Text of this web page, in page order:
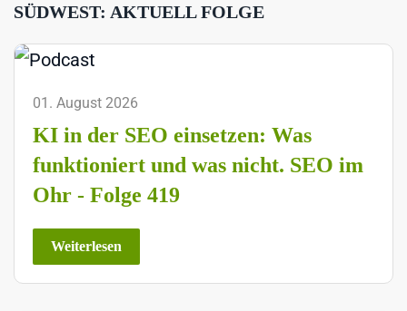
SÜDWEST: AKTUELL FOLGE
01. August 2026
KI in der SEO einsetzen: Was
funktioniert und was nicht. SEO im
Ohr - Folge 419
Weiterlesen